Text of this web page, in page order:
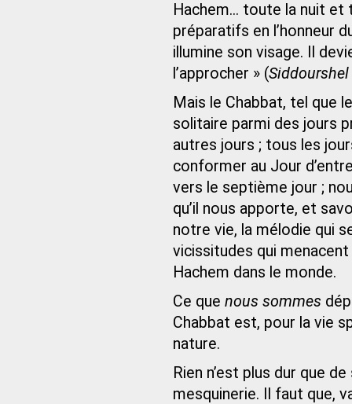
Hachem... toute la nuit et
préparatifs en l’honneur
illumine son visage. Il
l’approcher » (
Mais le Chabbat, tel que
solitaire parmi des jours
autres jours ; tous les
conformer au Jour
vers le septième jour ;
qu’il nous apporte, et
notre vie, la mélodie qui
vicissitudes qui
Hachem dans le monde.
Ce que nous sommes
Chabbat est, pour la vie
nature.
Rien n’est plus dur que
mesquinerie. Il faut que,